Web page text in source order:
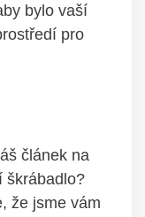
bylo vaší
pro
článek na
škrábadlo?
že jsme vám